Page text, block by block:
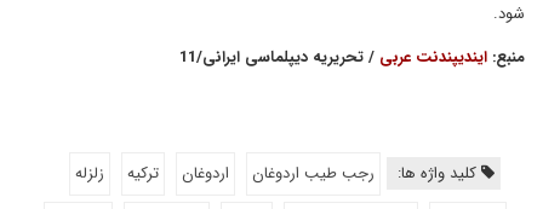
شود.
منبع: ایندیپندنت عربی / تحریریه دیپلماسی ایرانی/11
کلید واژه ها: رجب طیب اردوغان اردوغان ترکیه
زلزله